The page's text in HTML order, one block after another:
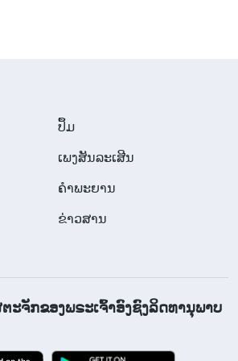
ວ່າລາວເປັນຄົນຊົ່ວແທ້ໆ ແລະ ຄວນ
ປັນນ້ອງເມຍຂອງຂ້ອຍ ແລະ ພໍ່ເຖົ້າ
ຕິບັດຕໍ່ຂ້ອຍເປັນຢ່າງດີ ແລະ ເປັນ
ຂອງຂ້ອຍຫຼາຍ. ຖ້າພວກເຂົາຮຽນຮູ້
ມເມດຕາ, ບໍ່ກະຕັນຍູ ແລະ ບໍ່ຮູ້ບຸນຄຸນ
າມາດຜະເຊີນໜ້າກັບຄອບຄົວທາງ
ກທີ່ເຮັດສິ່ງນີ້ໄດ້ແນວໃດ? ແຕ່ໃນຖານະ
, ຖ້າຂ້ອຍບໍ່ໄດ້ເຮັດຕາມຫຼັກການ,
ນຊົ່ວໃນຄຣິດຕະຈັກແຕ່ບໍ່ໄລ່ລາວອອກ
ປຶ້ມ
ເພງສັນລະເສີນ
ຄຳພະຍານ
ຂ່າວສານ
ະຈັກຂອງພຣະເຈົ້າອົງຊົງລິດທານຸພາບ